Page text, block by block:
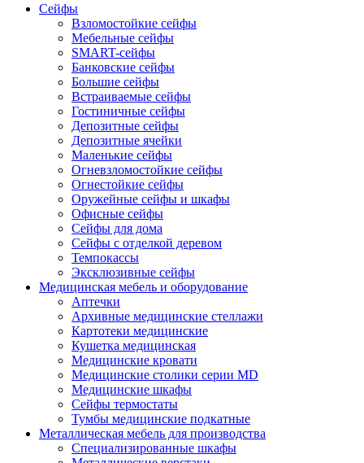
Сейфы
Взломостойкие сейфы
Мебельные сейфы
SMART-сейфы
Банковские сейфы
Большие сейфы
Встраиваемые сейфы
Гостиничные сейфы
Депозитные сейфы
Депозитные ячейки
Маленькие сейфы
Огневзломостойкие сейфы
Огнестойкие сейфы
Оружейные сейфы и шкафы
Офисные сейфы
Сейфы для дома
Сейфы с отделкой деревом
Темпокассы
Эксклюзивные сейфы
Медицинская мебель и оборудование
Аптечки
Архивные медицинские стеллажи
Картотеки медицинские
Кушетка медицинская
Медицинские кровати
Медицинские столики серии MD
Медицинские шкафы
Сейфы термостаты
Тумбы медицинские подкатные
Металлическая мебель для производства
Cпециализированные шкафы